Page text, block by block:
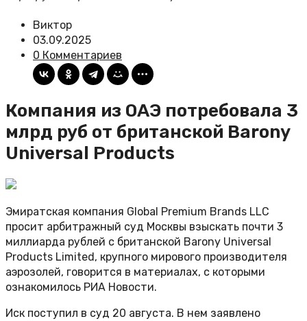
Виктор
03.09.2025
0 Комментариев
Компания из ОАЭ потребовала 3
млрд руб от британской Barony
Universal Products
Эмиратская компания Global Premium Brands LLC
просит арбитражный суд Москвы взыскать почти 3
миллиарда рублей с британской Barony Universal
Products Limited, крупного мирового производителя
аэрозолей, говорится в материалах, с которыми
ознакомилось РИА Новости.
Иск поступил в суд 20 августа. В нем заявлено